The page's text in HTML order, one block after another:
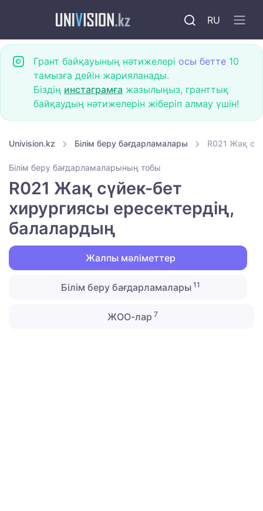
RU
Грант байқауының нәтижелері осы бетте 10
тамызға дейін жарияланады.
Біздің инстаграмға жазылыңыз, гранттық
байқаудың нәтижелерін жіберіп алмау үшін!
Univision.kz Білім беру бағдарламалары R021 Жақ
Білім беру бағдарламаларының тобы
R021 Жақ сүйек-бет
хирургиясы ересектердің,
балалардың
Жалпы мәліметтер
Білім беру бағдарламалары11
ЖОО-лар 7